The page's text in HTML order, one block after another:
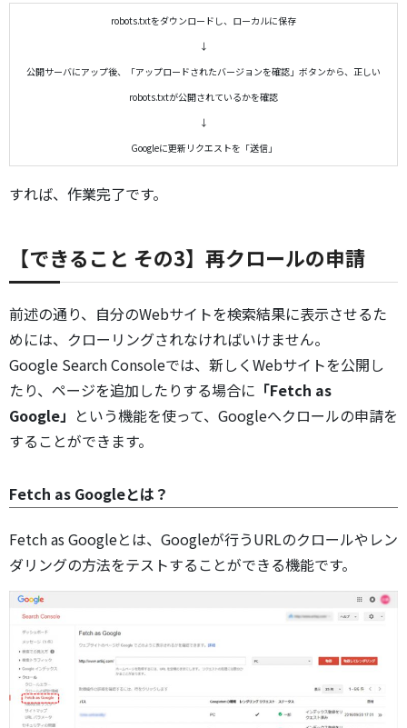
robots.txtをダウンロードし、ローカルに保存
↓
公開サーバにアップ後、「アップロードされたバージョンを確認」ボタンから、正しい
robots.txtが公開されているかを確認
↓
Googleに更新リクエストを「送信」
すれば、作業完了です。
【できること その3】再クロールの申請
前述の通り、自分のWebサイトを検索結果に表示させるた
めには、クローリングされなければいけません。
Google Search Consoleでは、新しくWebサイトを公開し
たり、ページを追加したりする場合に 「Fetch as
Google」 という機能を使って、Googleへクロールの申請を
することができます。
Fetch as Googleとは？
Fetch as Googleとは、Googleが行うURLのクロールやレン
ダリングの方法をテストすることができる機能です。